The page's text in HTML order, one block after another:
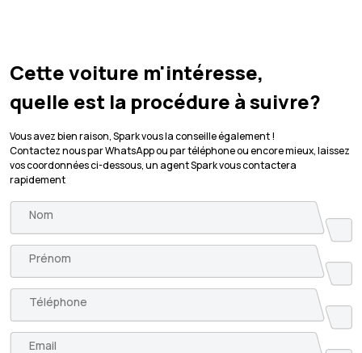
Cette voiture m'intéresse,
quelle est la procédure à suivre?
Vous avez bien raison, Spark vous la conseille également !
Contactez nous par WhatsApp ou par téléphone ou encore mieux, laissez
vos coordonnées ci-dessous, un agent Spark vous contactera
rapidement